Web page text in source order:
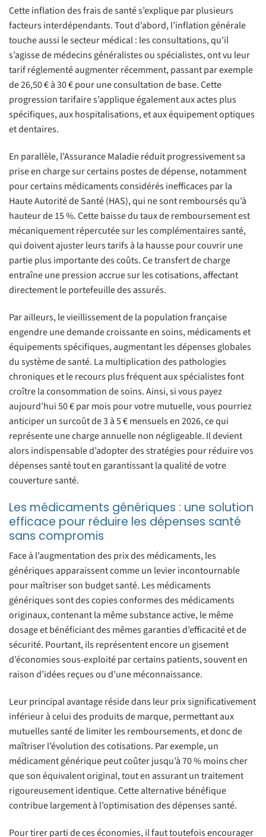
Cette inflation des frais de santé s’explique par plusieurs
facteurs interdépendants. Tout d’abord, l’inflation générale
touche aussi le secteur médical : les consultations, qu’il
s’agisse de médecins généralistes ou spécialistes, ont vu leur
tarif réglementé augmenter récemment, passant par exemple
de 26,50 € à 30 € pour une consultation de base. Cette
progression tarifaire s’applique également aux actes plus
spécifiques, aux hospitalisations, et aux équipement optiques
et dentaires.
En parallèle, l’Assurance Maladie réduit progressivement sa
prise en charge sur certains postes de dépense, notamment
pour certains médicaments considérés inefficaces par la
Haute Autorité de Santé (HAS), qui ne sont remboursés qu’à
hauteur de 15 %. Cette baisse du taux de remboursement est
mécaniquement répercutée sur les complémentaires santé,
qui doivent ajuster leurs tarifs à la hausse pour couvrir une
partie plus importante des coûts. Ce transfert de charge
entraîne une pression accrue sur les cotisations, affectant
directement le portefeuille des assurés.
Par ailleurs, le vieillissement de la population française
engendre une demande croissante en soins, médicaments et
équipements spécifiques, augmentant les dépenses globales
du système de santé. La multiplication des pathologies
chroniques et le recours plus fréquent aux spécialistes font
croître la consommation de soins. Ainsi, si vous payez
aujourd’hui 50 € par mois pour votre mutuelle, vous pourriez
anticiper un surcoût de 3 à 5 € mensuels en 2026, ce qui
représente une charge annuelle non négligeable. Il devient
alors indispensable d’adopter des stratégies pour réduire vos
dépenses santé tout en garantissant la qualité de votre
couverture santé.
Les médicaments génériques : une solution
efficace pour réduire les dépenses santé
sans compromis
Face à l’augmentation des prix des médicaments, les
génériques apparaissent comme un levier incontournable
pour maîtriser son budget santé. Les médicaments
génériques sont des copies conformes des médicaments
originaux, contenant la même substance active, le même
dosage et bénéficiant des mêmes garanties d’efficacité et de
sécurité. Pourtant, ils représentent encore un gisement
d’économies sous-exploité par certains patients, souvent en
raison d’idées reçues ou d’une méconnaissance.
Leur principal avantage réside dans leur prix significativement
inférieur à celui des produits de marque, permettant aux
mutuelles santé de limiter les remboursements, et donc de
maîtriser l’évolution des cotisations. Par exemple, un
médicament générique peut coûter jusqu’à 70 % moins cher
que son équivalent original, tout en assurant un traitement
rigoureusement identique. Cette alternative bénéfique
contribue largement à l’optimisation des dépenses santé.
Pour tirer parti de ces économies, il faut toutefois encourager